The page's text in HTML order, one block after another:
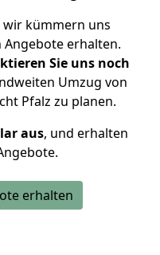
wir kümmern uns
Angebote erhalten.
Sie uns noch
Umzug von
Pfalz zu planen.
aus, und erhalten
erhalten